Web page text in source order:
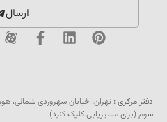
ارسال
دفتر مرکزی :
سوم (برای مسیریابیکلیککنید)